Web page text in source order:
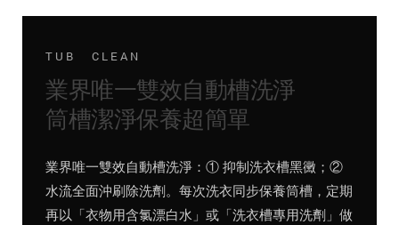
TUB CLEAN
業界唯一雙效自動槽洗淨
筒槽潔淨保養超簡單
業界唯一雙效自動槽洗淨：① 抑制洗衣槽黑黴；②
水流全面沖刷除洗劑。每次洗衣同步保養筒槽，定期
再以「衣物用含氯漂白水」或「洗衣槽專用洗劑」做